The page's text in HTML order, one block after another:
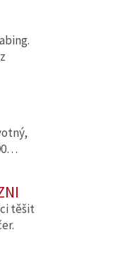
těšit